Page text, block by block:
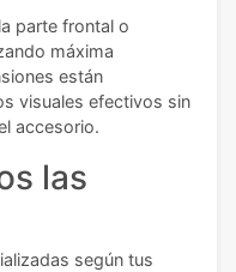
parte frontal o
máxima
están
visuales efectivos sin
accesorio.
las
según tus